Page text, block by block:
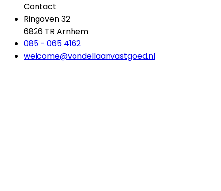
Contact
Ringoven 32
6826 TR Arnhem
085 - 065 4162
welcome@vondellaanvastgoed.nl